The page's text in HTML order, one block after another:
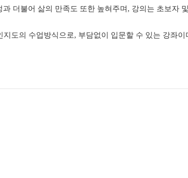
더불어 삶의 만족도 또한 높혀주며, 강의는 초보자
도의 수업방식으로, 부담없이 입문할 수 있는 강좌이